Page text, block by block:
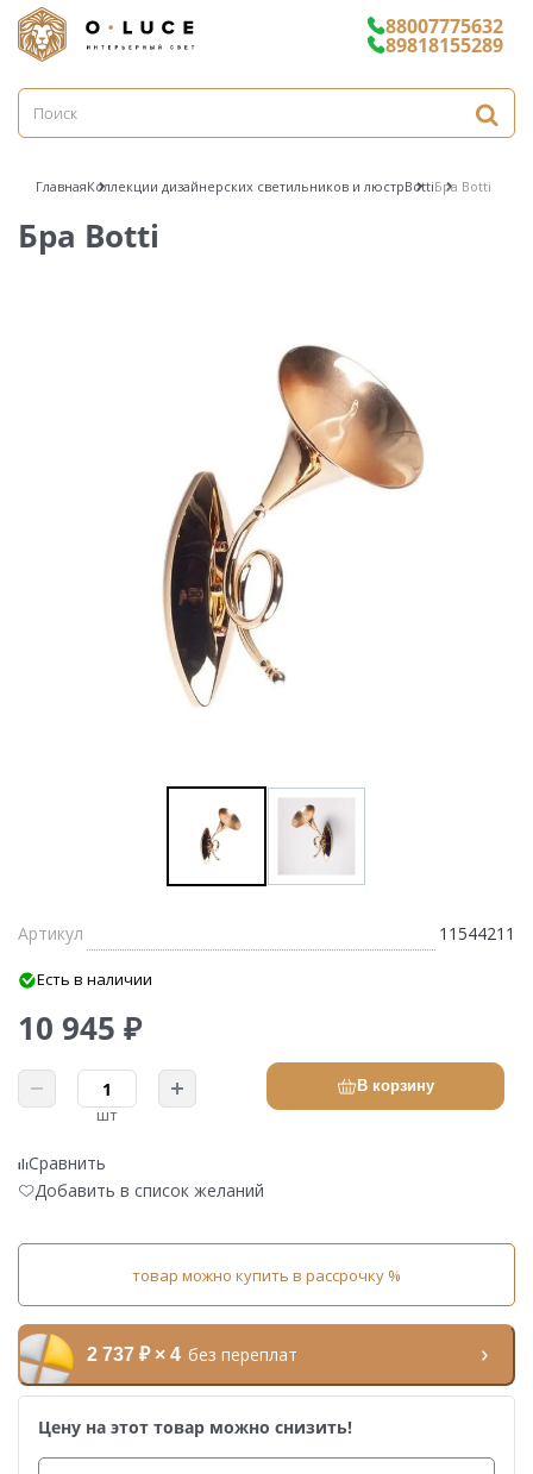
88007775632
89818155289
ГлавнаяКоллекции дизайнерских светильников и люстрBottiБра Botti
Бра Botti
Артикул 11544211
Есть в наличии
10 945 ₽
шт
В корзину
Сравнить
Добавить в список желаний
товар можно купить в рассрочку %
2 737 ₽ × 4 без переплат
Цену на этот товар можно снизить!